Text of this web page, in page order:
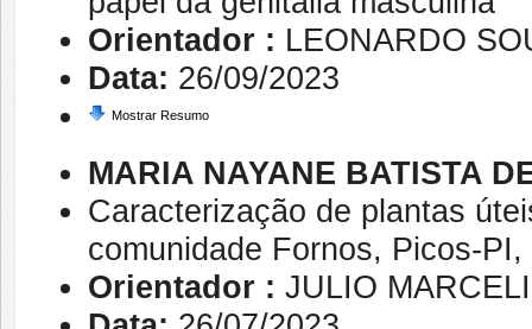
Orientador : LEONARDO
Data: 26/09/2023
Mostrar Resumo
MARIA NAYANE BATISTA
Caracterização de plantas
comunidade Fornos, Picos-PI,
Orientador : JULIO